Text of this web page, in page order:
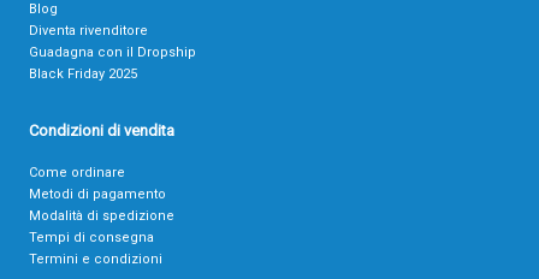
Blog
Diventa rivenditore
Guadagna con il Dropship
Black Friday 2025
Condizioni di vendita
Come ordinare
Metodi di pagamento
Modalità di spedizione
Tempi di consegna
Termini e condizioni